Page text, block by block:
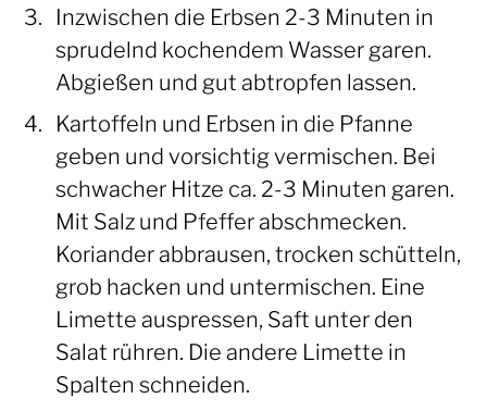
Inzwischen die Erbsen 2-3 Minuten in
sprudelnd kochendem Wasser garen.
Abgießen und gut abtropfen lassen.
Kartoffeln und Erbsen in die Pfanne
geben und vorsichtig vermischen. Bei
schwacher Hitze ca. 2-3 Minuten garen.
Mit Salz und Pfeffer abschmecken.
Koriander abbrausen, trocken schütteln,
grob hacken und untermischen. Eine
Limette auspressen, Saft unter den
Salat rühren. Die andere Limette in
Spalten schneiden.